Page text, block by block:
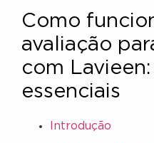
Como
avaliação
com
essenciais
Introdução